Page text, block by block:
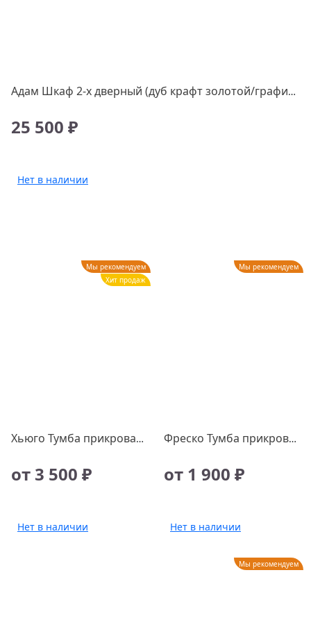
Адам Шкаф 2-х дверный (дуб крафт золотой/графит), шт
25 500 ₽
Нет в наличии
Мы рекомендуем
Хит продаж
Хьюго Тумба прикроватная дуб гранж/железный камень
от 3 500 ₽
Нет в наличии
Мы рекомендуем
Фреско Тумба прикроватная правая
от 1 900 ₽
Нет в наличии
Мы рекомендуем